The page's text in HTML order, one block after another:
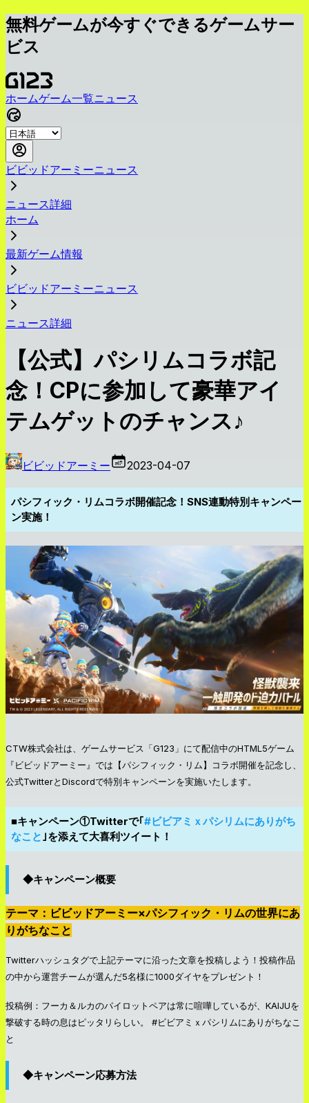
無料ゲームが今すぐできるゲームサー
ビス
ホームゲーム一覧ニュース
ビビッドアーミーニュース
ニュース詳細
ホーム
最新ゲーム情報
ビビッドアーミーニュース
ニュース詳細
【公式】パシリムコラボ記
念！CPに参加して豪華アイ
テムゲットのチャンス♪
ビビッドアーミー 2023-04-07
パシフィック・リムコラボ開催記念！SNS連動特別キャンペー
ン実施！
CTW株式会社は、ゲームサービス「G123」にて配信中のHTML5ゲーム
『ビビッドアーミー』では【パシフィック・リム】コラボ開催を記念し、
公式TwitterとDiscordで特別キャンペーンを実施いたします。
■キャンペーン①Twitterで｢#ビビアミｘパシリムにありがち
なこと ｣を添えて大喜利ツイート！
◆キャンペーン概要
テーマ：ビビッドアーミー×パシフィック・リムの世界にあ
りがちなこと
Twitterハッシュタグで上記テーマに沿った文章を投稿しよう！投稿作品
の中から運営チームが選んだ5名様に1000ダイヤをプレゼント！
投稿例：フーカ＆ルカのパイロットペアは常に喧嘩しているが、KAIJUを
撃破する時の息はピッタリらしい。 #ビビアミｘパシリムにありがちなこ
と
◆キャンペーン応募方法